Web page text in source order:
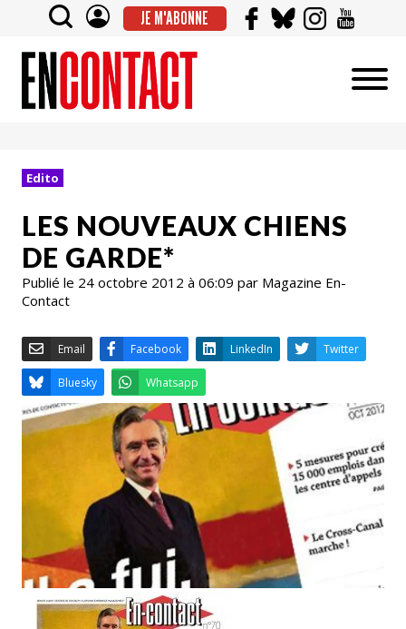
JE M'ABONNE
Edito
LES NOUVEAUX CHIENS
DE GARDE*
Publié le 24 octobre 2012 à 06:09 par Magazine En-
Contact
Facebook
Bluesky